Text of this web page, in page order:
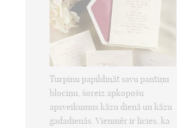
Turpinu papildināt savu pantiņu
blociņu, šoreiz apkopošu
apsveikumus kāzu dienā un kāzu
gadadienās. Vienmēr ir licies, ka